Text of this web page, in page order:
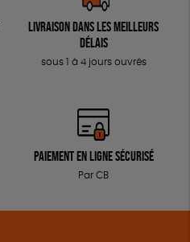
Livraison dans les meilleurs
délais
sous 1 à 4 jours ouvrés
Paiement en ligne sécurisé
Par CB